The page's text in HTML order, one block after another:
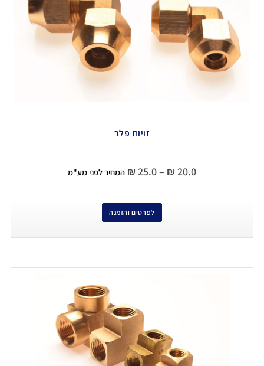
זויות פלר
₪ 20.0
–
₪ 25.0 המחיר לפני מע"מ
לפרטים והזמנה